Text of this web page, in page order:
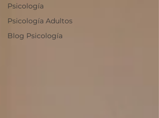
Psicología
Psicología Adultos
Blog Psicología